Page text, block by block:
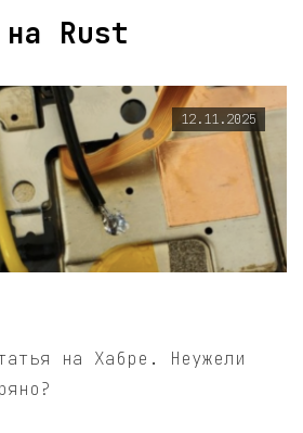
Rust
12.11.2025
на Хабре. Неужели